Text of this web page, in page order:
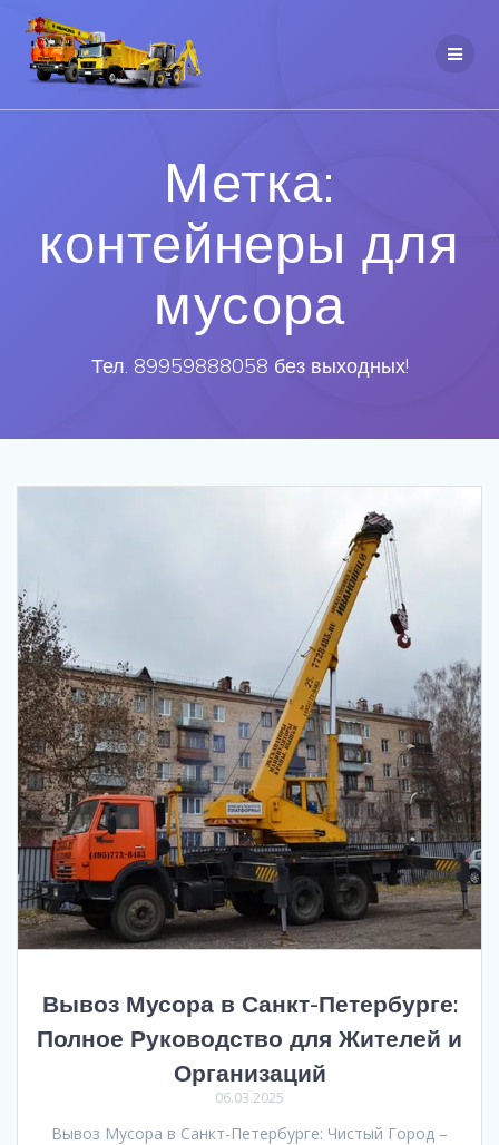
Метка:
контейнеры для
мусора
Тел. 89959888058 без выходных!
Вывоз Мусора в Санкт-Петербурге:
Полное Руководство для Жителей и
Организаций
06.03.2025
Вывоз Мусора в Санкт-Петербурге: Чистый Город –